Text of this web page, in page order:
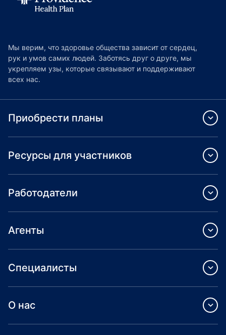
Мы верим, что здоровье общества зависит от сердец,
рук и умов самих людей. Заботясь друг о друге, мы
укрепляем узы, которые связывают и поддерживают
всех нас.
Приобрести планы
Ресурсы для участников
Работодатели
Агенты
Специалисты
О нас